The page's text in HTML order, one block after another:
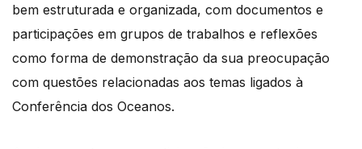
bem estruturada e organizada, com documentos e
participações em grupos de trabalhos e reflexões
como forma de demonstração da sua preocupação
com questões relacionadas aos temas ligados à
Conferência dos Oceanos.